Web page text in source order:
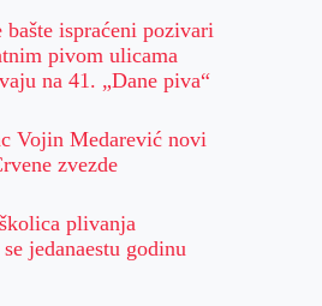
bašte ispraćeni pozivari
pivom ulicama
na 41. „Dane piva“
Vojin Medarević novi
zvezde
plivanja
jedanaestu godinu